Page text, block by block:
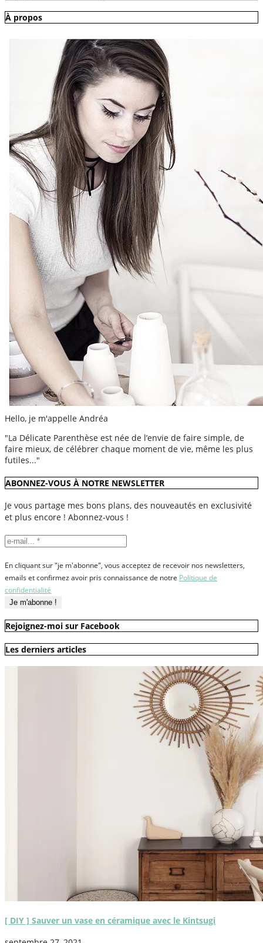
À propos
Hello, je m'appelle Andréa
"La Délicate Parenthèse est née de l’envie de faire simple, de
faire mieux, de célébrer chaque moment de vie, même les plus
futiles..."
ABONNEZ-VOUS À NOTRE NEWSLETTER
Je vous partage mes bons plans, des nouveautés en exclusivité
et plus encore ! Abonnez-vous !
En cliquant sur "je m'abonne", vous acceptez de recevoir nos newsletters,
emails et confirmez avoir pris connaissance de notre Politique de
confidentialité
Rejoignez-moi sur Facebook
Les derniers articles
[ DIY ] Sauver un vase en céramique avec le Kintsugi